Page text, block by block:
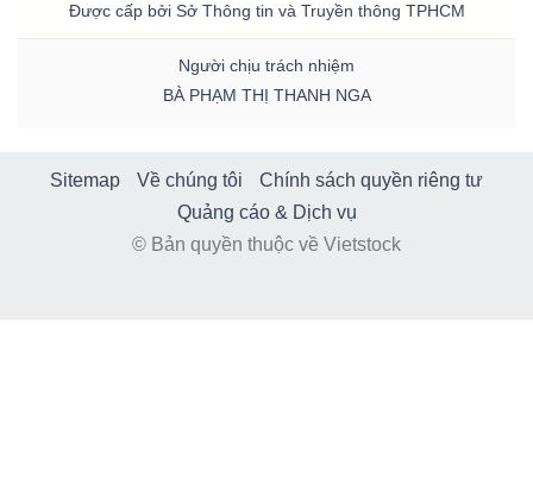
Được cấp bởi Sở Thông tin và Truyền thông TPHCM
Người chịu trách nhiệm
BÀ PHẠM THỊ THANH NGA
Sitemap Về chúng tôi
Chính sách quyền riêng tư
Quảng cáo & Dịch vụ
© Bản quyền thuộc về Vietstock